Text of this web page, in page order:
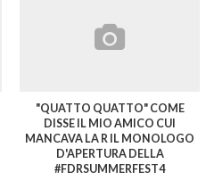
"QUATTO QUATTO" COME
DISSE IL MIO AMICO CUI
MANCAVA LA R IL MONOLOGO
D'APERTURA DELLA
#FDRSUMMERFEST4